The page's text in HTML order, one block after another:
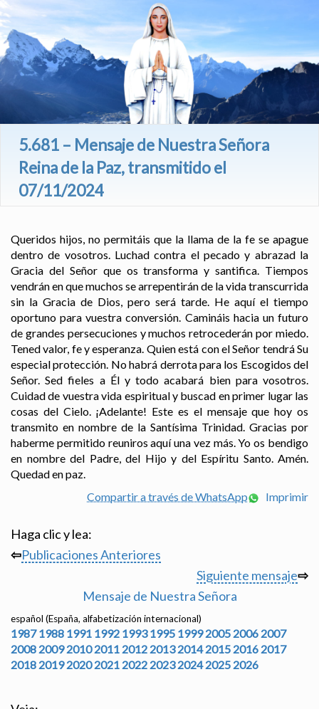
5.681 – Mensaje de Nuestra Señora
Reina de la Paz, transmitido el
07/11/2024
Queridos hijos, no permitáis que la llama de la fe se apague
dentro de vosotros. Luchad contra el pecado y abrazad la
Gracia del Señor que os transforma y santifica. Tiempos
vendrán en que muchos se arrepentirán de la vida transcurrida
sin la Gracia de Dios, pero será tarde. He aquí el tiempo
oportuno para vuestra conversión. Camináis hacia un futuro
de grandes persecuciones y muchos retrocederán por miedo.
Tened valor, fe y esperanza. Quien está con el Señor tendrá Su
especial protección. No habrá derrota para los Escogidos del
Señor. Sed fieles a Él y todo acabará bien para vosotros.
Cuidad de vuestra vida espiritual y buscad en primer lugar las
cosas del Cielo. ¡Adelante! Este es el mensaje que hoy os
transmito en nombre de la Santísima Trinidad. Gracias por
haberme permitido reuniros aquí una vez más. Yo os bendigo
en nombre del Padre, del Hijo y del Espíritu Santo. Amén.
Quedad en paz.
Compartir a través de WhatsApp
Imprimir
Haga clic y lea:
⇦Publicaciones Anteriores
Siguiente mensaje⇨
Mensaje de Nuestra Señora
español (España, alfabetización internacional)
1987 1988 1991 1992 1993 1995 1999 2005 2006 2007
2008 2009 2010 2011 2012 2013 2014 2015 2016 2017
2018 2019 2020 2021 2022 2023 2024 2025 2026